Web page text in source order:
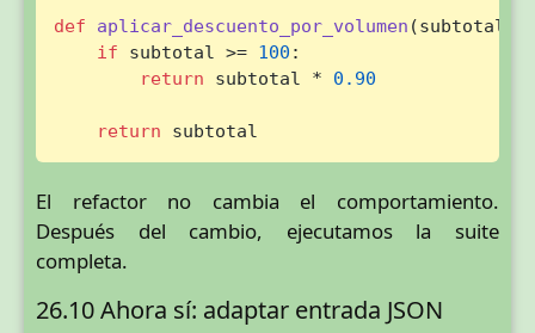
def aplicar_descuento_por_volumen (subtotal
if subtotal >= 100 :
return subtotal * 0.90
return subtotal
El refactor no cambia el comportamiento.
Después del cambio, ejecutamos la suite
completa.
26.10 Ahora sí: adaptar entrada JSON